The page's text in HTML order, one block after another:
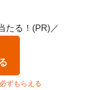
たる！(PR)／
ずもらえる